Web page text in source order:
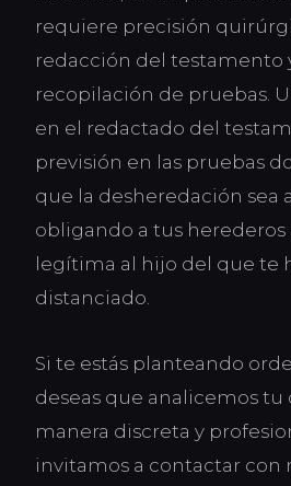
requiere precisión
redacción del testamento
recopilación de pruebas.
en el redactado del
previsión en las pruebas
que la desheredación sea
obligando a tus herederos
legítima al hijo del que te
distanciado.
Si te estás planteando
deseas que analicemos tu
manera discreta y
invitamos a contactar con